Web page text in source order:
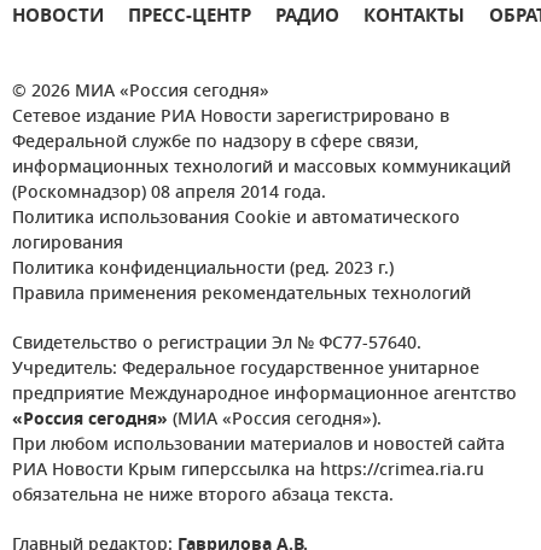
НОВОСТИ ПРЕСС-ЦЕНТР РАДИО КОНТАКТЫ
© 2026 МИА «Россия сегодня»
Сетевое издание РИА Новости зарегистрировано в
Федеральной службе по надзору в сфере связи,
информационных технологий и массовых коммуникаций
(Роскомнадзор) 08 апреля 2014 года.
Политика использования Cookie и автоматического
логирования
Политика конфиденциальности (ред. 2023 г.)
Правила применения рекомендательных технологий
Свидетельство о регистрации Эл № ФС77-57640.
Учредитель: Федеральное государственное унитарное
предприятие Международное информационное агентство
«Россия сегодня» (МИА «Россия сегодня»).
При любом использовании материалов и новостей сайта
РИА Новости Крым гиперссылка на https://crimea.ria.ru
обязательна не ниже второго абзаца текста.